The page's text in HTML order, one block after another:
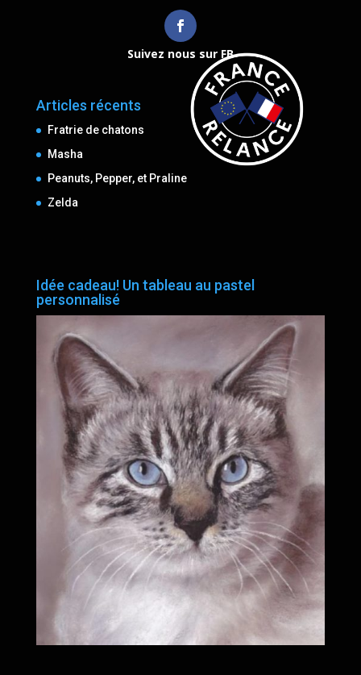
Suivez nous sur FB
Articles récents
Fratrie de chatons
Masha
Peanuts, Pepper, et Praline
Zelda
Idée cadeau! Un tableau au pastel
personnalisé